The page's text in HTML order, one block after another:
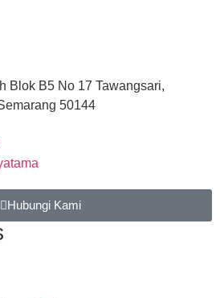
Blok B5 No 17 Tawangsari,
50144
Hubungi Kami